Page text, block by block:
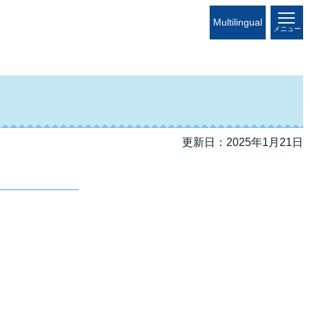
Multilingual
メニュー
更新日：2025年1月21日